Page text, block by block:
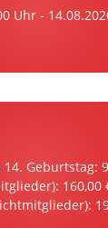
Uhr -
14. Geburtstag:
160,00